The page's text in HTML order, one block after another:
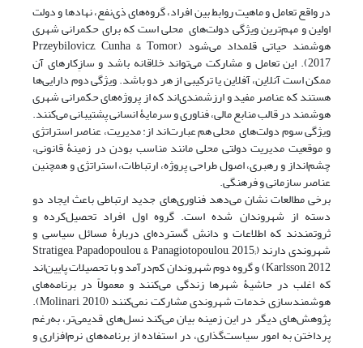
در واقع تعامل و ماهیت روابط بین افراد، گروه‌های ذی‌نفع، نهادها و دولت
اولین و مهم‌ترین ویژگی دولت‌های محلی است که برای حکمرانی شهری
هوشمند حیاتی قلمداد می‌شود (Przeybilovicz, Cunha & Tomor,
2017). این تعامل و مشارکت می‌تواند خلاقانه باشد و سازِکارهای آن
ممکن است آنلاین، آفلاین یا ترکیبی از هر دو باشد. ویژگی دوم دارایی‌ها
هستند که عناصر مفید و ارزشمندی‌اند که از پروژه‌های حکمرانی شهری
هوشمند در قالب منابع مالی، فناوری و سرمایۀ انسانی پشتیبانی می‌کنند.
ویژگی سوم دولت‌های محلی هم عبارت‌اند از: مدیریت، عناصر استراتژی
و موقعیت مدیریت دولتی محلی مانند مناسب بودن در زمینۀ قانونی،
چشم‌انداز و رهبری، اصول طراحی پروژه، ارتباطات، استراتژی و همچنین
عناصر سازمانی و فرهنگی.
برخی مطالعات نشان می‌دهد فناوری‌های جدید ارتباطی باعث ایجاد دو
دسته از شهروندان شده است. گروه اول افراد تحصیل‌کرده و
ثروتمندند که اطلاعات و دانش گسترده‌ای دربارۀ مسائل سیاسی و
شهروندی دارند (Stratigea, Papadopoulou & Panagiotopoulou, 2015;
Karlsson, 2012) و گروه دوم شهروندان کم‌درآمد و با تحصیلات پایین‌اند
که اغلب در حاشیۀ شهرها زندگی می‌کنند و معمولاً در برنامه‌های
هوشمندسازی خدمات شهروندی مشارکت نمی‌کنند (Molinari, 2010).
پژوهش‌های دیگر در این زمینه بیان می‌کند نسل‌های قدیمی‌تر، به‌رغم
پرداختن به امور سیاست‌گذاری، در استفاده از برنامه‌های نرم‌افزاری و